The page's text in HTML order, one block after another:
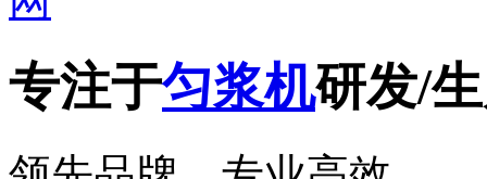
专注于匀浆机研发/